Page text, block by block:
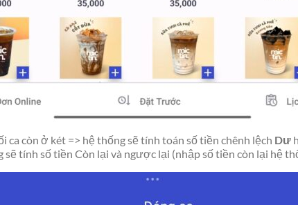
còn ở két => hệ thống sẽ tính toán số tiền chênh lệch Dư
tính số tiền Còn lại và ngược lại (nhập số tiền còn lại hệ